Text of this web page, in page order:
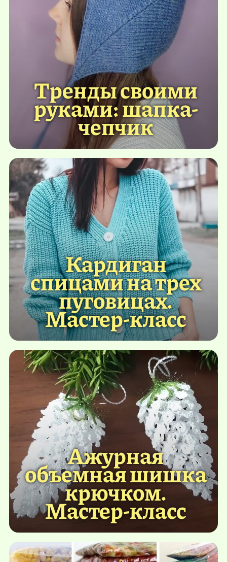
Тренды своими
руками: шапка-
чепчик
Кардиган
спицами на трех
пуговицах.
Мастер-класс
Ажурная
объемная шишка
крючком.
Мастер-класс